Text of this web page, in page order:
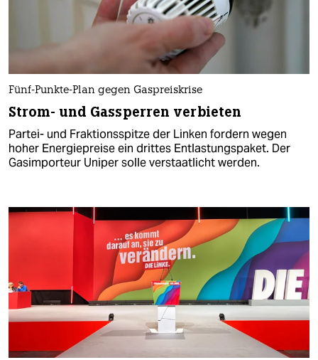
Fünf-Punkte-Plan gegen Gaspreiskrise
Strom- und Gassperren verbieten
Partei- und Fraktionsspitze der Linken fordern wegen
hoher Energiepreise ein drittes Entlastungspaket. Der
Gasimporteur Uniper solle verstaatlicht werden.